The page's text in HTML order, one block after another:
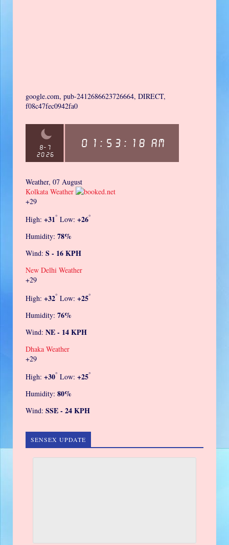
google.com, pub-2412686623726664, DIRECT,
f08c47fec0942fa0
Weather, 07 August
Kolkata Weather
+29
High: +31° Low: +26°
Humidity: 78%
Wind: S - 16 KPH
New Delhi Weather
+29
High: +32° Low: +25°
Humidity: 76%
Wind: NE - 14 KPH
Dhaka Weather
+29
High: +30° Low: +25°
Humidity: 80%
Wind: SSE - 24 KPH
SENSEX UPDATE